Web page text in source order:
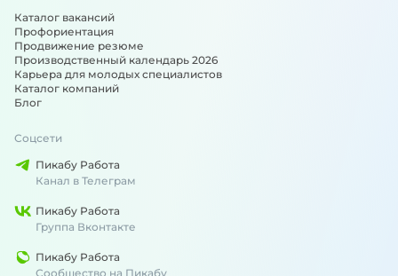
Каталог вакансий
Профориентация
Продвижение резюме
Производственный календарь 2026
Карьера для молодых специалистов
Каталог компаний
Блог
Соцсети
Пикабу Работа
Канал в Телеграм
Пикабу Работа
Группа Вконтакте
Пикабу Работа
Сообщество на Пикабу